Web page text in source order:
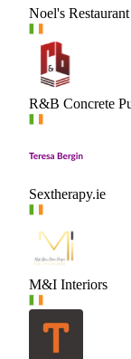
Noel's Restaurant
R&B Concrete
Sextherapy.ie
M&I Interiors